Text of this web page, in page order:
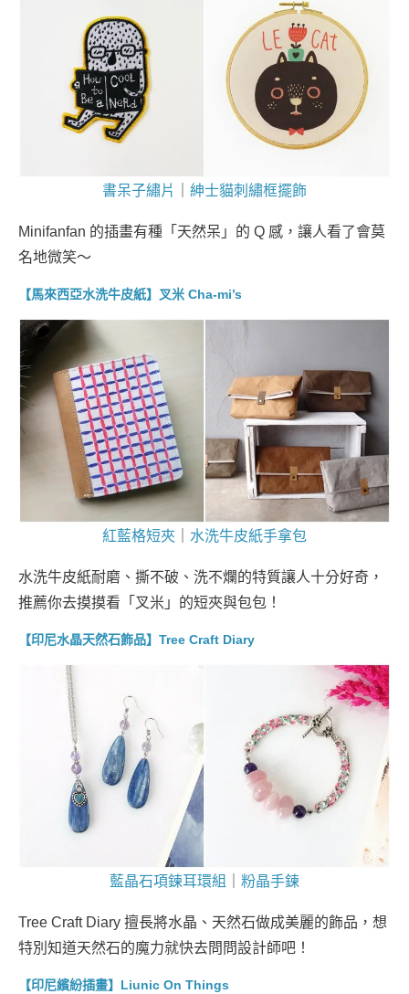
書呆子繡片 紳士貓刺繡框擺飾
Minifanfan 的插畫有種「天然呆」的 Q 感，讓人看了會莫
名地微笑～
【馬來西亞水洗牛皮紙】叉米 Cha-mi’s
紅藍格短夾 水洗牛皮紙手拿包
水洗牛皮紙耐磨、撕不破、洗不爛的特質讓人十分好奇，
推薦你去摸摸看「叉米」的短夾與包包！
【印尼水晶天然石飾品】Tree Craft Diary
藍晶石項鍊耳環組 粉晶手鍊
Tree Craft Diary 擅長將水晶、天然石做成美麗的飾品，想
特別知道天然石的魔力就快去問問設計師吧！
【印尼繽紛插畫】Liunic On Things